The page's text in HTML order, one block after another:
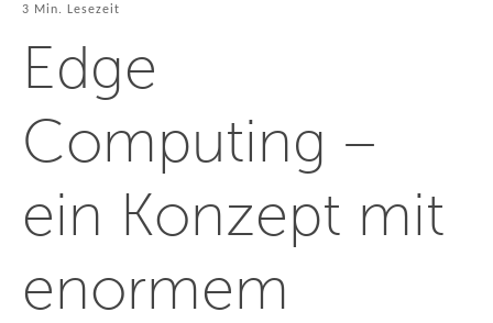
3 Min. Lesezeit
Edge
Computing –
ein Konzept mit
enormem